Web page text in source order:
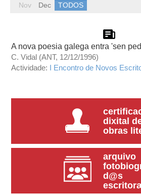
Nov
Dec TODOS
A nova poesia galega entra 'sen
C. Vidal (ANT, 12/12/1996)
Actividade: I Encontro de Novos
dixital
obras
arquivo
d@s